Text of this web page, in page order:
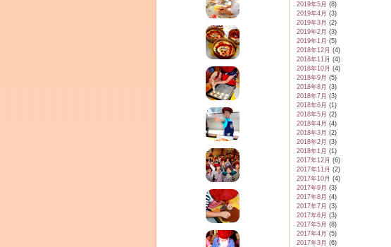
2019年5月 (8)
2019年4月 (3)
2019年3月 (2)
2019年2月 (3)
2019年1月 (5)
2018年12月 (4)
2018年11月 (4)
2018年10月 (4)
2018年9月 (5)
2018年8月 (3)
2018年7月 (3)
2018年6月 (1)
2018年5月 (2)
2018年4月 (4)
2018年3月 (2)
2018年2月 (3)
2018年1月 (1)
2017年12月 (6)
2017年11月 (2)
2017年10月 (4)
2017年9月 (3)
2017年8月 (4)
2017年7月 (3)
2017年6月 (3)
2017年5月 (8)
2017年4月 (5)
2017年3月 (6)